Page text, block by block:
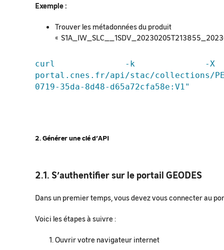
Exemple :
Trouver les métadonnées du produit
«
curl -k -X
portal.cnes.fr/api/stac/collections/
0719-35da-8d48-d65a72cfa58e:V1"
2. Générer une clé d’API
2.1. S’authentifier sur le portail GEODES
Dans un premier temps, vous devez vous connecter au
Voici les étapes à suivre :
Ouvrir votre navigateur internet